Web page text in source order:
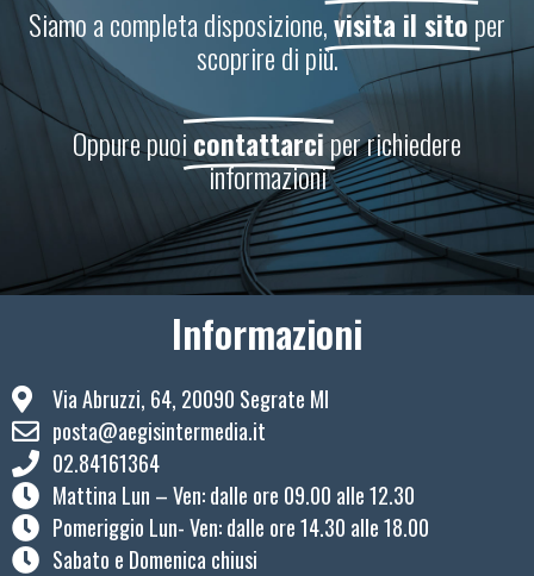
Siamo a completa disposizione,visita il sitoper
scoprire di più.
Oppure puoicontattarciper richiedere
informazioni
Informazioni
Via Abruzzi, 64, 20090 Segrate MI
posta@aegisintermedia.it
02.84161364
Mattina Lun – Ven: ​dalle ore 09.00 alle 12.30
Pomeriggio Lun- Ven: dalle ore 14.30 alle 18.00
Sabato e Domenica chiusi